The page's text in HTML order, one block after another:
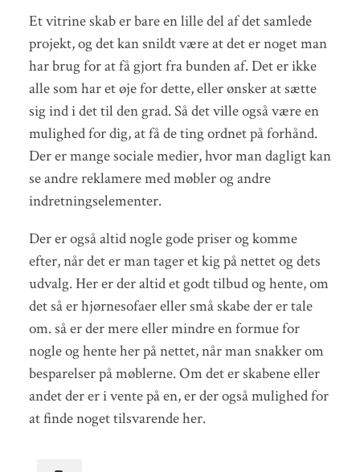
Et vitrine skab er bare en lille del af det samlede
projekt, og det kan snildt være at det er noget man
har brug for at få gjort fra bunden af. Det er ikke
alle som har et øje for dette, eller ønsker at sætte
sig ind i det til den grad. Så det ville også være en
mulighed for dig, at få de ting ordnet på forhånd.
Der er mange sociale medier, hvor man dagligt kan
se andre reklamere med møbler og andre
indretningselementer.
Der er også altid nogle gode priser og komme
efter, når det er man tager et kig på nettet og dets
udvalg. Her er der altid et godt tilbud og hente, om
det så er hjørnesofaer eller små skabe der er tale
om. så er der mere eller mindre en formue for
nogle og hente her på nettet, når man snakker om
besparelser på møblerne. Om det er skabene eller
andet der er i vente på en, er der også mulighed for
at finde noget tilsvarende her.